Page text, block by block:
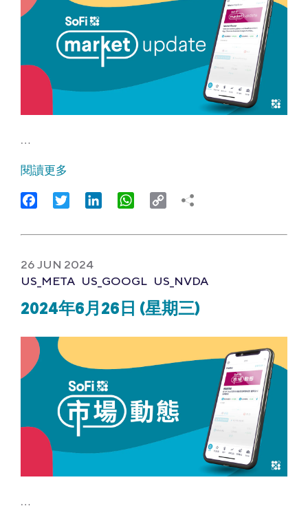
…
閱讀更多
FacebookTwitter LinkedIn WhatsApp
Copy
26 JUN 2024
US_META US_GOOGL US_NVDA
2024年6月26日 (星期三)
…